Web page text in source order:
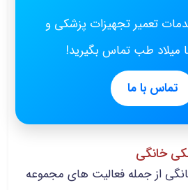
تعمیر تجهیزات پزشکی و
میلاد طب تماس بگیرید!
تماس با ما
خانگی
از جمله فعالیت های مجموعه